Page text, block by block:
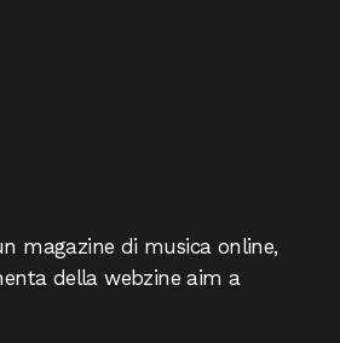
magazine di musica online,
della webzine aim a